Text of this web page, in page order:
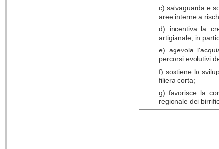
c) salvaguarda e
aree interne a
d) incentiva la
artigianale, in
e) agevola
percorsi evolutivi
f) sostiene lo
filiera corta;
g) favorisce la
regionale dei